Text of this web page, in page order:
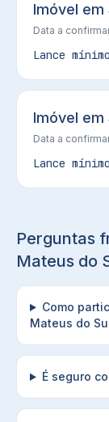
Imóvel em
Data a
Lance
Imóvel em
Data a
Lance
Perguntas
Mateus do
Como
Mateus do
É seguro